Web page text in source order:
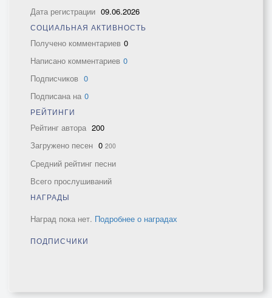
Дата регистрации 09.06.2026
СОЦИАЛЬНАЯ АКТИВНОСТЬ
Получено комментариев 0
Написано комментариев 0
Подписчиков 0
Подписана на 0
РЕЙТИНГИ
Рейтинг автора 200
Загружено песен 0 200
Средний рейтинг песни
Всего прослушиваний
НАГРАДЫ
Наград пока нет. Подробнее о наградах
ПОДПИСЧИКИ